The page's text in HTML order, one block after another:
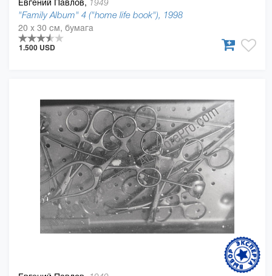
1949
"Family Album" 4 ("home life book"), 1998
20 x 30 см, бумага
1.500 USD